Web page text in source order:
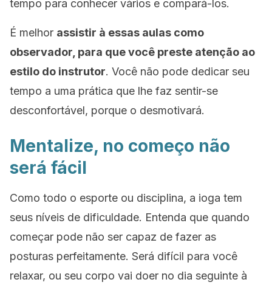
tempo para conhecer vários e compará-los.
É melhor assistir à essas aulas como
observador, para que você preste atenção ao
estilo do instrutor. Você não pode dedicar seu
tempo a uma prática que lhe faz sentir-se
desconfortável, porque o desmotivará.
Mentalize, no começo não
será fácil
Como todo o esporte ou disciplina, a ioga tem
seus níveis de dificuldade. Entenda que quando
começar pode não ser capaz de fazer as
posturas perfeitamente. Será difícil para você
relaxar, ou seu corpo vai doer no dia seguinte à